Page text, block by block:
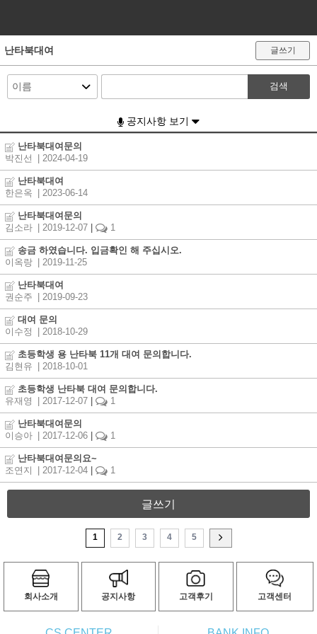
난타북대여 글쓰기
검색
공지사항 보기
난타북대여문의
박진선
| 2024-04-19
난타북대여
한은옥
| 2023-06-14
난타북대여문의
김소라
| 2019-12-07 1
송금 하였습니다. 입금확인 해 주십시오.
이옥랑
| 2019-11-25
난타북대여
권순주
| 2019-09-23
대여 문의
이수정
| 2018-10-29
초등학생 용 난타북 11개 대여 문의합니다.
김현유
| 2018-10-01
초등학생 난타북 대여 문의합니다.
유재영
| 2017-12-07 1
난타북대여문의
이승아
| 2017-12-06 1
난타북대여문의요~
조연지
| 2017-12-04 1
글쓰기
1 2 3 4 5
회사소개 공지사항 고객후기 고객센터